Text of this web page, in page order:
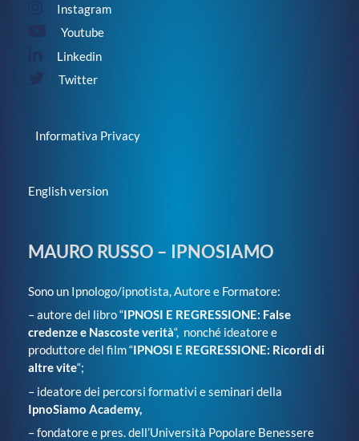
Instagram
Youtube
Linkedin
Twitter
Informativa Privacy
English version
MAURO RUSSO – IPNOSIAMO
Sono un Ipnologo/ipnotista, Autore e Formatore:
– autore del libro “IPNOSI E REGRESSIONE: False
credenze e Nascoste verità“, nonché ideatore e
produttore del film “IPNOSI E REGRESSIONE: Ricordi di
altre vite“;
– ideatore dei percorsi formativi e seminari della
IpnoSiamo Academy,
– fondatore e pres. dell’Università Popolare Benessere